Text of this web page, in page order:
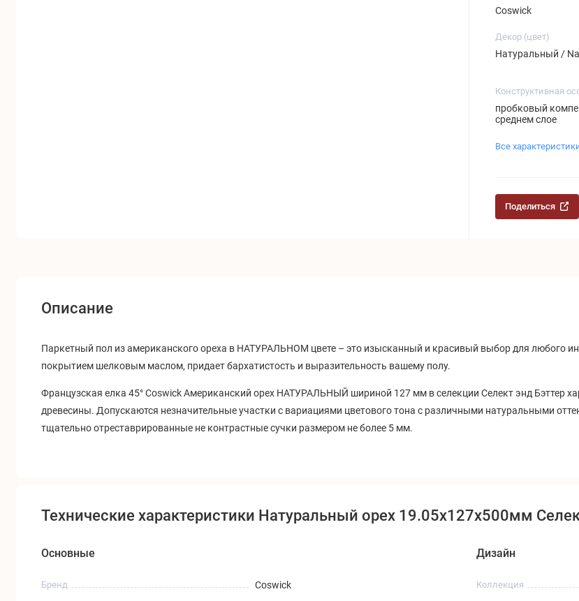
Coswick
Декор (цвет)
Натуральный /
Конструктивная
пробковый
среднем слое
Все
Поделиться
Описание
Паркетный пол из американского ореха в НАТУРАЛЬНОМ цвете – это изысканный и красивый выбор для любого
покрытием шелковым маслом, придает бархатистость и выразительность вашему полу.
Французская елка 45°Coswick Американский орех НАТУРАЛЬНЫЙ шириной 127 мм в селекции Селект энд Бэттер
древесины. Допускаются незначительные участки с вариациями цветового тона с различными натуральными
тщательно отреставрированные не контрастные сучки размером не более 5 мм.
Технические характеристики Натуральный орех 19.05x127x500мм
Основные
Бренд Coswick
Дизайн
Коллекция